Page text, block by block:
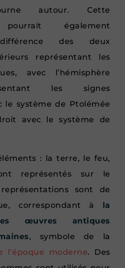
autour. Cette
pourrait également
des deux
représentant les
avec l’hémisphère
les signes
le système de Ptolémée
avec le système de
: la terre, le feu,
représentés sur le
sont de
correspondant à la
œuvres antiques
, symbole de la
l’époque moderne. Des